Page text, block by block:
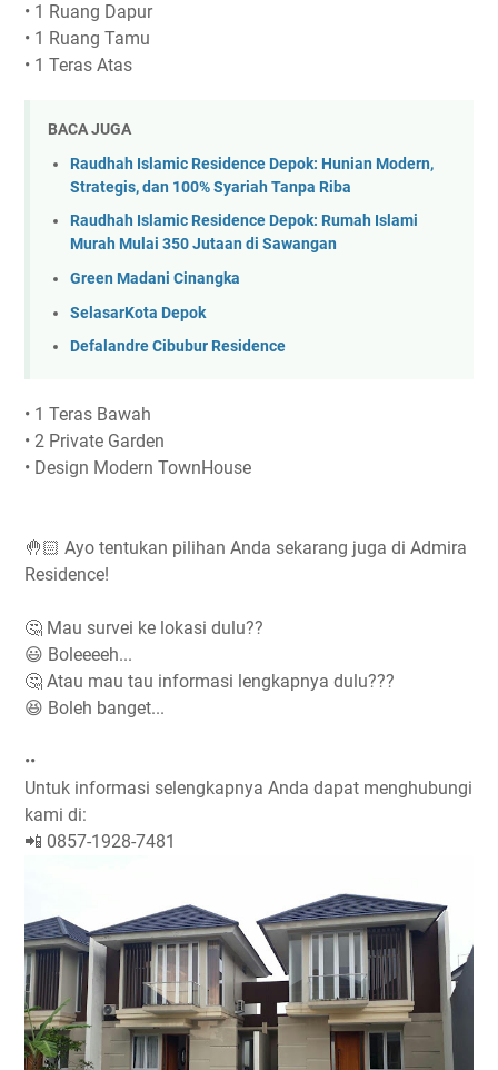
• 1 Ruang Dapur
• 1 Ruang Tamu
• 1 Teras Atas
BACA JUGA
Raudhah Islamic Residence Depok: Hunian Modern,
Strategis, dan 100% Syariah Tanpa Riba
Raudhah Islamic Residence Depok: Rumah Islami
Murah Mulai 350 Jutaan di Sawangan
Green Madani Cinangka
SelasarKota Depok
Defalandre Cibubur Residence
• 1 Teras Bawah
• 2 Private Garden
• Design Modern TownHouse
🤚🏻 Ayo tentukan pilihan Anda sekarang juga di Admira
Residence!
🤔 Mau survei ke lokasi dulu??
😃 Boleeeeh...
🤔 Atau mau tau informasi lengkapnya dulu???
😆 Boleh banget...
••
Untuk informasi selengkapnya Anda dapat menghubungi
kami di:
📲 0857-1928-7481